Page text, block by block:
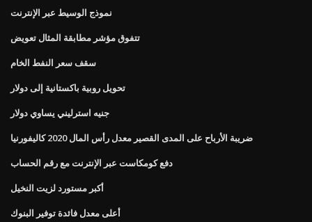
نموذج الوسيط عبر الإنترنت
تتفوق مؤشر مطابقة المثال تعويض
سقف سعر النفط الخام
تحويل روبية باكستانية إلى دولار
جنيه استرليني يساوي دولار
ضريبة الأرباح على المدى القصير معدل رأس المال 2020 كاليفورنيا
دفع كومكاست عبر الإنترنت مع رقم الحساب
أكبر مستورد لزيت النخيل
أعلى معدل فائدة توفير البنوك